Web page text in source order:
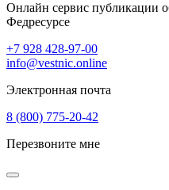
Онлайн сервис публикации
Федресурсе
+7 928 428-97-00
info@vestnic.online
Электронная почта
8 (800) 775-20-42
Перезвоните мне